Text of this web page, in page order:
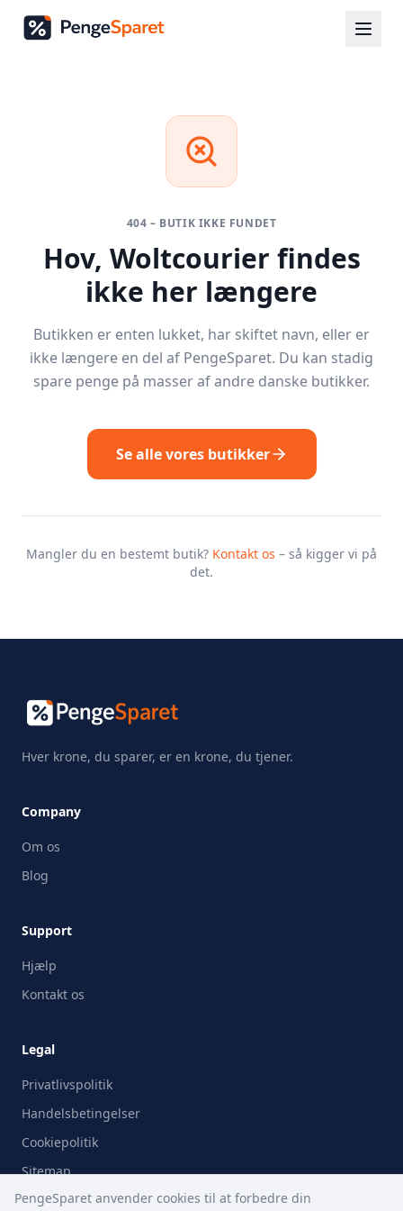
404 – BUTIK IKKE FUNDET
Hov, Woltcourier findes
ikke her længere
Butikken er enten lukket, har skiftet navn, eller er
ikke længere en del af PengeSparet. Du kan stadig
spare penge på masser af andre danske butikker.
Se alle vores butikker
Mangler du en bestemt butik? Kontakt os – så kigger vi på
det.
Hver krone, du sparer, er en krone, du tjener.
Company
Om os
Blog
Support
Hjælp
Kontakt os
Legal
Privatlivspolitik
Handelsbetingelser
Cookiepolitik
Sitemap
PengeSparet anvender cookies til at forbedre din